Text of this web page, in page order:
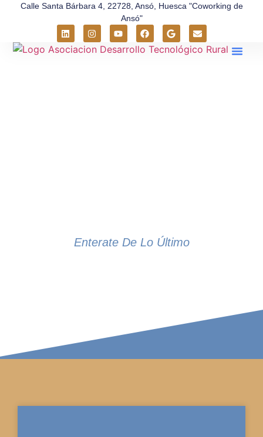
Calle Santa Bárbara 4, 22728, Ansó, Huesca "Coworking de
Ansó"
Enterate De Lo Último